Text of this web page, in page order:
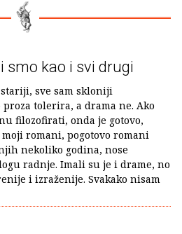
smo kao i svi drugi
stariji, sve sam skloniji
tolerira, a drama ne. Ako
filozofirati, onda je gotovo,
romani, pogotovo romani
nekoliko godina, nose
radnje. Imali su je i drame, no
i izraženije. Svakako nisam